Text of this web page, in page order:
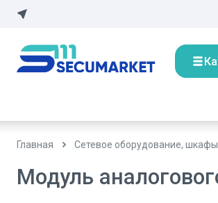
Главная Сетевое оборудование, шкафы
Модуль